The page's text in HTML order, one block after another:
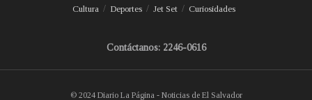
Cultura
Deportes Jet Set Curiosidades
Contáctanos: 2246-0616
© 2024 Diario La Página - Noticias de El Salvador